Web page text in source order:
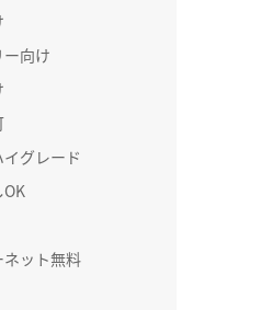
ー向け
グレード
ット無料